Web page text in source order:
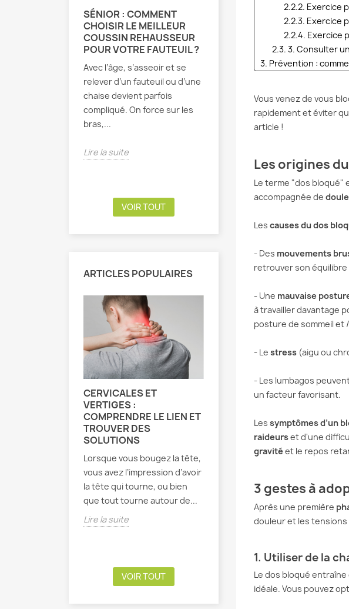
SÉNIOR : COMMENT
CHOISIR LE MEILLEUR
COUSSIN REHAUSSEUR
POUR VOTRE FAUTEUIL ?
Avec l’âge, s’asseoir et se
relever d’un fauteuil ou d’une
chaise devient parfois
compliqué. On force sur les
bras,...
Lire la suite
MAL DE DOS LOMBAIRE :
CAUSES, SOLUTIONS ET
CONSEILS POUR
SOULAGER LES
DOULEURS
aïe ! Ce fichu mal de dos
lombaire est encore là.
Difficile de se pencher, de
Lire la suite
VOIR TOUT
ARTICLES POPULAIRES
CERVICALES ET
VERTIGES :
COMPRENDRE LE LIEN ET
TROUVER DES
SOLUTIONS
Lorsque vous bougez la tête,
vous avez l’impression d’avoir
la tête qui tourne, ou bien
que tout tourne autour de...
Lire la suite
EXERCICES DE LA
TOUT CE QU’IL FAUT
SAVOIR
Développée dans les années
1950, la méthode McKenzie
approche naturelle, centrée
sur le patient....
Lire la suite
VOIR TOUT
2.2.2. Exercice
2.2.3. Exercice
2.2.4. Exercice
2.3. 3. Consulter
3. Prévention :
Vous venez de vous
rapidement et éviter
article !
Les origines
Le terme "dos bloqué"
accompagnée de
Les causes du dos
- Des mouvements
retrouver son
- Une mauvaise
à travailler davantage
posture de sommeil et
- Le stress (aigu ou
- Les lumbagos
un facteur favorisant.
Les symptômes d’un
raideurset d'une
gravité et le repos
3 gestes à
Après une première
douleur et les tensions
1. Utiliser de la
Le dos bloqué entraîne
idéale. Vous pouvez